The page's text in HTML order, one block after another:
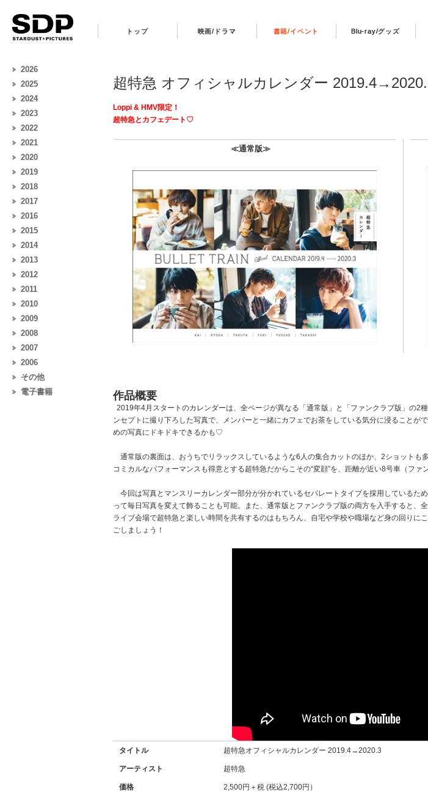
トップ 映画/ドラマ 書籍/イベント Blu-ray/グッズ
2026
2025
2024
2023
2022
2021
2020
2019
2018
2017
2016
2015
2014
2013
2012
2011
2010
2009
2008
2007
2006
その他
電子書籍
超特急 オフィシャルカレンダー
Loppi & HMV限定！
超特急とカフェデート♡
≪通常版≫
作品概要
2019年4月スタートのカレンダーは、全ページが異なる「通常版」と「ファンクラブ版」の2
ンセプトに撮り下ろした写真で、メンバーと一緒にカフェでお茶をしている気分に浸ること
めの写真にドキドキできるかも♡
通常版の裏面は、おうちでリラックスしているような6人の集合カットのほか、2ショットも
コミカルなパフォーマンスも得意とする超特急だからこその“変顔”を、距離が近い8号車（ファ
今回は写真とマンスリーカレンダー部分が分かれているセパレートタイプを採用しているた
って毎日写真を変えて飾ることも可能。また、通常版とファンクラブ版の両方を入手すると、
ライブ会場で超特急と楽しい時間を共有するのはもちろん、自宅や学校や職場など身の回り
ごしましょう！
タイトル 超特急オフィシャルカレンダー 2019.4→2020.3
アーティスト 超特急
価格 2,500円＋税 (税込2,700円）